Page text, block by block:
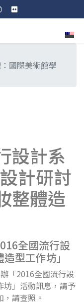
選擇
國際美術館學
設計系
計研討
整體造
全國流行設
型工作坊」
「2016全國流行設
坊」活動訊息，請予
請查照。